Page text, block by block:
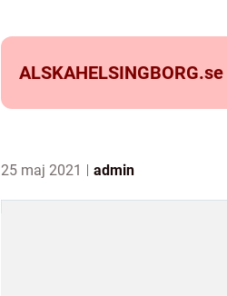
ALSKAHELSINGBORG.se
25 maj 2021 admin